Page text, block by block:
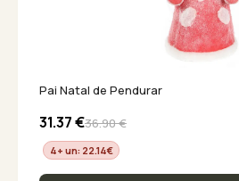
Pai Natal de Pendurar
31.37€36.90€
4+ un: 22.14€